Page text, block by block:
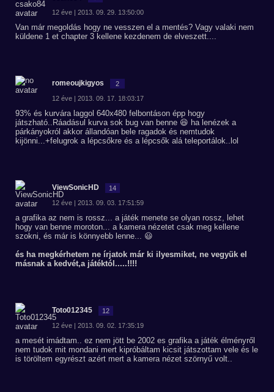
12 éve | 2013. 09. 29. 13:50:00
Van már megoldás hogy ne vesszen el a mentés? Vagy valaki nem
küldene 1 et chapter 3 kellene kezdenem de elveszett....
romeoujkigyos 2
12 éve | 2013. 09. 17. 18:03:17
93% és kurvára laggol 640x480 felbontáson épp hogy
játszható..Ráadásul kurva sok bug van benne 😆 ha lenézek a
párkányokról akkor állandóan bele ragadok és nemtudok
kijönni...+felugrok a lépcsőkre és a lépcsők alá teleportálok..lol
ViewSonicHD 14
12 éve | 2013. 09. 03. 17:51:59
a grafika az nem is rossz... a játék menete se olyan rossz, lehet
hogy van benne moroton... a kamera nézetet csak meg kellene
szokni, és már is könnyebb lenne... 😃
és ha megkérhetem ne írjatok már ki ilyesmiket, ne vegyük el
másnak a kedvét,a játéktól.....!!!!
Toto012345 12
12 éve | 2013. 09. 02. 17:35:19
a mesét imádtam.. ez nem jött be 2002 es grafika a játék élményről
nem tudok mit mondani mert kipróbáltam kicsit játszottam vele és le
is töröltem egyrészt azért mert a kamera nézet szörnyű volt..